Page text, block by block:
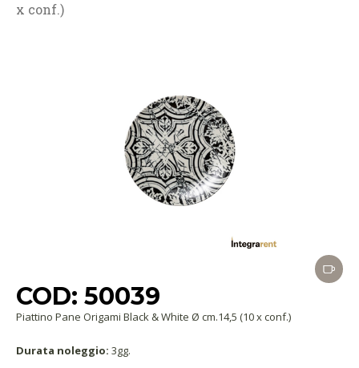
x conf.)
COD: 50039
Piattino Pane Origami Black & White Ø cm.14,5 (10 x conf.)
Durata noleggio: 3gg.